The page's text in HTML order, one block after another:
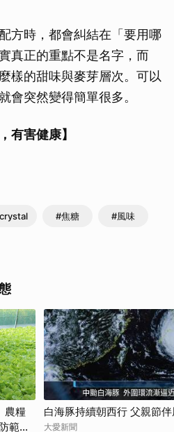
方時，都會糾結在「要用哪
真正的重點不是名字，而
樣的甜味與麥芽層次。可以
會突然變得簡單很多。
有害健康】
#焦糖 #風味
農糧
範措
白海豚持續朝西行 父親節
大愛新聞